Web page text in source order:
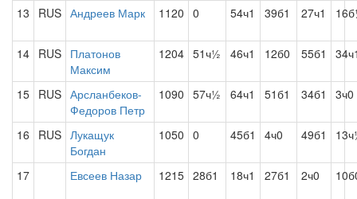
13 RUS Андреев Марк 1120 0 54ч1 39б1 27ч1
14 RUS Платонов
Максим
1204 51ч½ 46ч1 12б0 55б1
15 RUS Арсланбеков-
Федоров Петр
1090 57ч½ 64ч1 51б1 34б1 3ч0
16 RUS Лукащук
Богдан
1050 0 45б1 4ч0 49б1
17 Евсеев Назар 1215 28б1 18ч1 27б1 2ч0